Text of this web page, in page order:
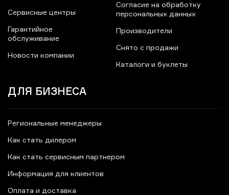
Сервисные центры
Гарантийное
обслуживание
Новости компании
Согласие на обработку
персональных данных
Производители
Снято с продажи
Каталоги и буклеты
ДЛЯ БИЗНЕСА
Региональные менеджеры
Как стать дилером
Как стать сервисным партнером
Информация для клиентов
Оплата и доставка